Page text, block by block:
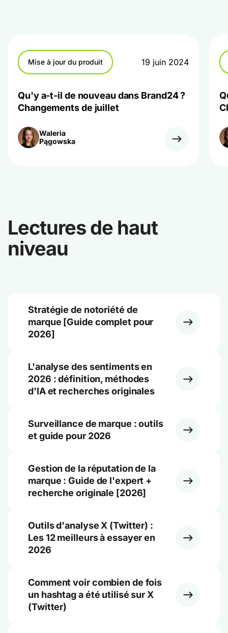
Mise à jour du produit 19 juin 2024
Qu'y a-t-il de nouveau dans Brand24 ?
Changements de juillet
Waleria
Pągowska
Lectures de haut
niveau
Stratégie de notoriété de
marque [Guide complet pour
2026]
L'analyse des sentiments en
2026 : définition, méthodes
d'IA et recherches originales
Surveillance de marque : outils
et guide pour 2026
Gestion de la réputation de la
marque : Guide de l'expert +
recherche originale [2026]
Outils d'analyse X (Twitter) :
Les 12 meilleurs à essayer en
2026
Comment voir combien de fois
un hashtag a été utilisé sur X
(Twitter)